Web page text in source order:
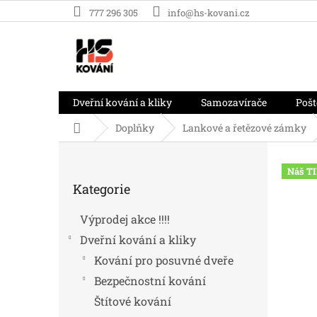
na
777 296 305 info@hs-kovani.cz
Dveřní kování a kliky Samozavírače
Domů Doplňky Lankové a řetězové zámky
kategorie
Kategorie
Výprodej akce !!!!
Dveřní kování a kliky
Kování pro posuvné dveře
Bezpečnostní kování
Štítové kování
Náš